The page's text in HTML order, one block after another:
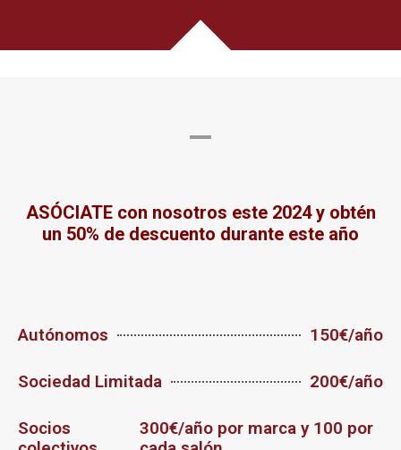
ASÓCIATE con nosotros este 2024 y obtén
un 50% de descuento durante este año
Autónomos 150€/año
Sociedad Limitada 200€/año
Socios
300€/año por marca y 100 por